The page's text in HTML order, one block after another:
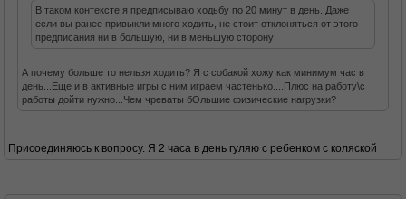
В таком контексте я предписываю ходьбу по 20 минут в день. Даже
если вы ранее привыкли много ходить, не стоит отклоняться от этого
предписания ни в большую, ни в меньшую сторону
А почему больше то нельзя ходить? Я с собакой хожу как минимум час в
день...Еще и в активные игры с ним играем частенько....Плюс на работу\с
работы дойти нужно...Чем чреваты бОльшие физические нагрузки?
Присоединяюсь к вопросу. Я 2 часа в день гуляю с ребенком с коляской